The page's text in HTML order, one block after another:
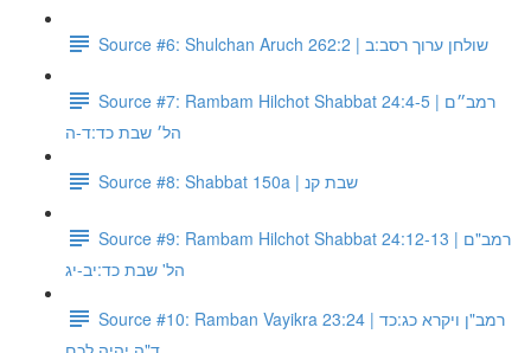
Source #6: Shulchan Aruch 262:2 | שולחן ערוך רסב:ב
Source #7: Rambam Hilchot Shabbat 24:4-5 | רמב״ם
הל׳ שבת כד:ד-ה
Source #8: Shabbat 150a | שבת קנ
Source #9: Rambam Hilchot Shabbat 24:12-13 | רמב"ם
הל' שבת כד:יב-יג
Source #10: Ramban Vayikra 23:24 | רמב"ן ויקרא כג:כד